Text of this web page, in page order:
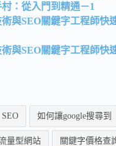
：從入門到精通－1
與SEO關鍵字工程師快
與SEO關鍵字工程師快
SEO 如何讓google搜尋到
量型網站 關鍵字價格查